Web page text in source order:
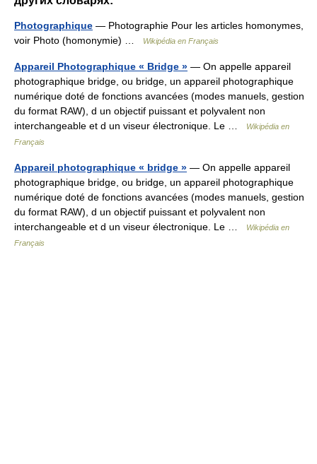
Photographique — Photographie Pour les articles homonymes,
voir Photo (homonymie) …
Wikipédia en Français
Appareil Photographique « Bridge » — On appelle appareil
photographique bridge, ou bridge, un appareil photographique
numérique doté de fonctions avancées (modes manuels, gestion
du format RAW), d un objectif puissant et polyvalent non
interchangeable et d un viseur électronique. Le …
Wikipédia en
Français
Appareil photographique « bridge » — On appelle appareil
photographique bridge, ou bridge, un appareil photographique
numérique doté de fonctions avancées (modes manuels, gestion
du format RAW), d un objectif puissant et polyvalent non
interchangeable et d un viseur électronique. Le …
Wikipédia en
Français